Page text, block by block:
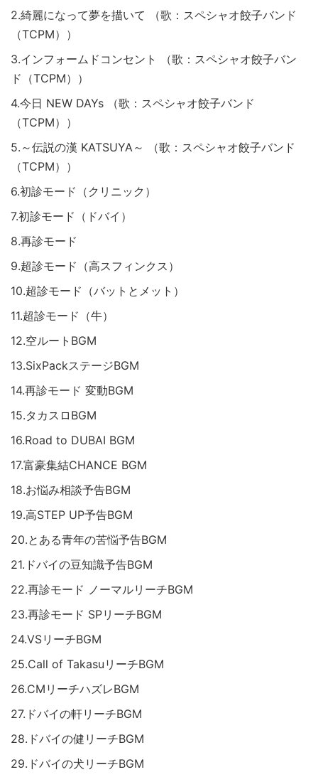
2.綺麗になって夢を描いて （歌：スペシャオ餃子バンド
（TCPM））
3.インフォームドコンセント （歌：スペシャオ餃子バン
ド（TCPM））
4.今日 NEW DAYs （歌：スペシャオ餃子バンド
（TCPM））
5.～伝説の漢 KATSUYA～ （歌：スペシャオ餃子バンド
（TCPM））
6.初診モード（クリニック）
7.初診モード（ドバイ）
8.再診モード
9.超診モード（高スフィンクス）
10.超診モード（バットとメット）
11.超診モード（牛）
12.空ルートBGM
13.SixPackステージBGM
14.再診モード 変動BGM
15.タカスロBGM
16.Road to DUBAI BGM
17.富豪集結CHANCE BGM
18.お悩み相談予告BGM
19.高STEP UP予告BGM
20.とある青年の苦悩予告BGM
21.ドバイの豆知識予告BGM
22.再診モード ノーマルリーチBGM
23.再診モード SPリーチBGM
24.VSリーチBGM
25.Call of TakasuリーチBGM
26.CMリーチハズレBGM
27.ドバイの軒リーチBGM
28.ドバイの健リーチBGM
29.ドバイの犬リーチBGM